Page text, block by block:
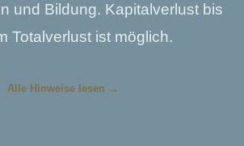
und Bildung. Kapitalverlust bis
Totalverlust ist möglich.
Alle Hinweise lesen →